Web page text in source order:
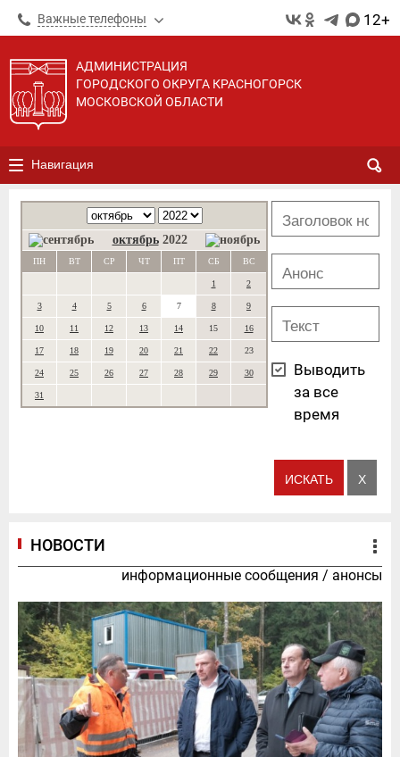
Важные телефоны 12+
АДМИНИСТРАЦИЯ
ГОРОДСКОГО ОКРУГА КРАСНОГОРСК
МОСКОВСКОЙ ОБЛАСТИ
Навигация
октябрь 2022
ПН ВТ СР ЧТ ПТ СБ ВС
1 2
3 4 5 6 7 8 9
10 11 12 13 14 15 16
17 18 19 20 21 22 23
24 25 26 27 28 29 30
31
Выводить
за все
время
НОВОСТИ
информационные сообщения / анонсы